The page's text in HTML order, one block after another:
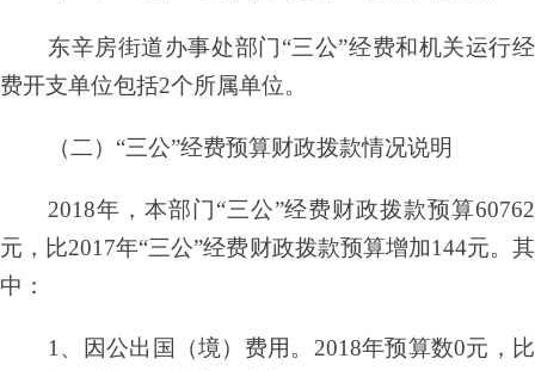
东辛房街道办事处部门 “三公”经费和机关运行经
费开支单位包括2个所属单位。
（二） “三公”经费预算财政拨款情况说明
2018年，本部门“三公”经费财政拨款预算60762
元，比2017年“三公”经费财政拨款预算增加144元。其
中：
1、因公出国（境）费用。2018年预算数0元，比